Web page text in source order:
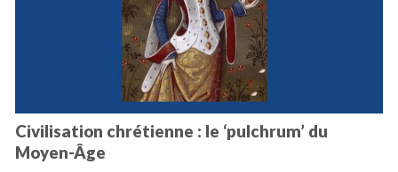
Civilisation chrétienne : le ‘pulchrum’ du
Moyen-Âge